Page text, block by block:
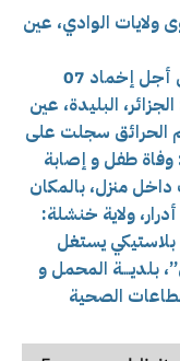
الوادي، عين
كما تدخلت وحدات الحماية المدنية من أجل إخماد 07
البليدة، عين
الحرائق سجلت على
وفاة طفل و إصابة
منزل، بالمكان
ولاية خنشلة:
بلاستيكي يستغل
المحمل و
الصحية